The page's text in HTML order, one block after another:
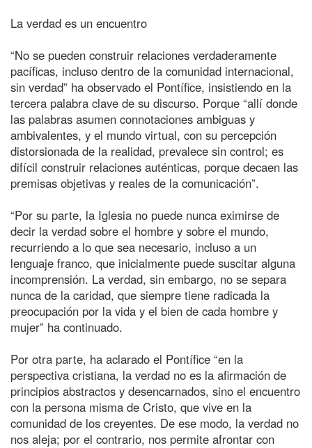
La verdad es un encuentro
“No se pueden construir relaciones verdaderamente
pacíficas, incluso dentro de la comunidad internacional,
sin verdad” ha observado el Pontífice, insistiendo en la
tercera palabra clave de su discurso. Porque “allí donde
las palabras asumen connotaciones ambiguas y
ambivalentes, y el mundo virtual, con su percepción
distorsionada de la realidad, prevalece sin control; es
difícil construir relaciones auténticas, porque decaen las
premisas objetivas y reales de la comunicación”.
“Por su parte, la Iglesia no puede nunca eximirse de
decir la verdad sobre el hombre y sobre el mundo,
recurriendo a lo que sea necesario, incluso a un
lenguaje franco, que inicialmente puede suscitar alguna
incomprensión. La verdad, sin embargo, no se separa
nunca de la caridad, que siempre tiene radicada la
preocupación por la vida y el bien de cada hombre y
mujer” ha continuado.
Por otra parte, ha aclarado el Pontífice “en la
perspectiva cristiana, la verdad no es la afirmación de
principios abstractos y desencarnados, sino el encuentro
con la persona misma de Cristo, que vive en la
comunidad de los creyentes. De ese modo, la verdad no
nos aleja; por el contrario, nos permite afrontar con